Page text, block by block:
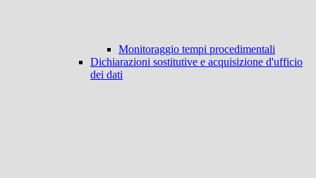
Monitoraggio tempi procedimentali
Dichiarazioni sostitutive e acquisizione d'ufficio
dei dati